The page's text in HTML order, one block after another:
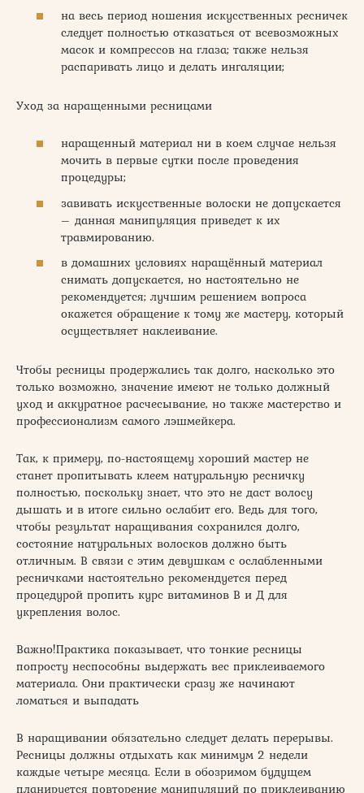
на весь период ношения искусственных ресничек
следует полностью отказаться от всевозможных
масок и компрессов на глаза; также нельзя
распаривать лицо и делать ингаляции;
Уход за наращенными ресницами
наращенный материал ни в коем случае нельзя
мочить в первые сутки после проведения
процедуры;
завивать искусственные волоски не допускается
– данная манипуляция приведет к их
травмированию.
в домашних условиях наращённый материал
снимать допускается, но настоятельно не
рекомендуется; лучшим решением вопроса
окажется обращение к тому же мастеру, который
осуществляет наклеивание.
Чтобы ресницы продержались так долго, насколько это
только возможно, значение имеют не только должный
уход и аккуратное расчесывание, но также мастерство и
профессионализм самого лэшмейкера.
Так, к примеру, по-настоящему хороший мастер не
станет пропитывать клеем натуральную ресничку
полностью, поскольку знает, что это не даст волосу
дышать и в итоге сильно ослабит его. Ведь для того,
чтобы результат наращивания сохранился долго,
состояние натуральных волосков должно быть
отличным. В связи с этим девушкам с ослабленными
ресничками настоятельно рекомендуется перед
процедурой пропить курс витаминов В и Д для
укрепления волос.
Важно!Практика показывает, что тонкие ресницы
попросту неспособны выдержать вес приклеиваемого
материала. Они практически сразу же начинают
ломаться и выпадать
В наращивании обязательно следует делать перерывы.
Ресницы должны отдыхать как минимум 2 недели
каждые четыре месяца. Если в обозримом будущем
планируется повторение манипуляций по приклеиванию